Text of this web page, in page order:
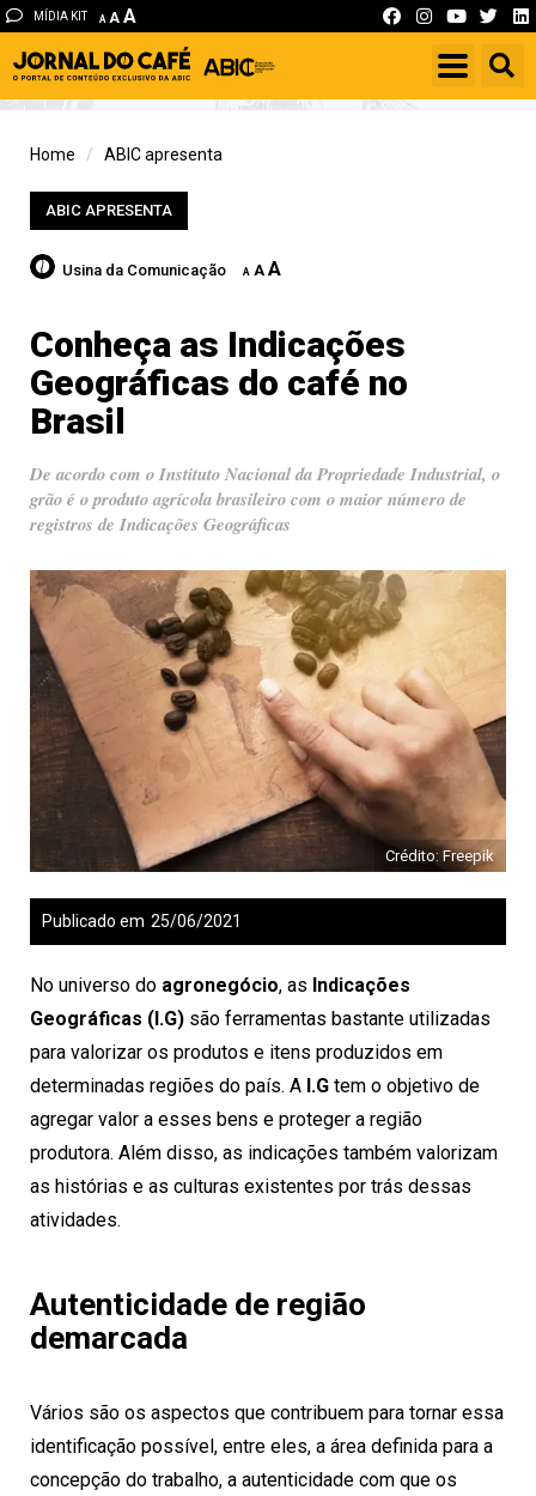
MÍDIA KIT A A A
Home ABIC apresenta
ABIC APRESENTA
Usina da Comunicação A A A
Conheça as Indicações
Geográficas do café no
Brasil
De acordo com o Instituto Nacional da Propriedade Industrial, o
grão é o produto agrícola brasileiro com o maior número de
registros de Indicações Geográficas
Crédito: Freepik
25/06/2021
Publicado em
No universo do agronegócio, as Indicações
Geográficas (I.G) são ferramentas bastante utilizadas
para valorizar os produtos e itens produzidos em
determinadas regiões do país. A I.G tem o objetivo de
agregar valor a esses bens e proteger a região
produtora. Além disso, as indicações também valorizam
as histórias e as culturas existentes por trás dessas
atividades.
Autenticidade de região
demarcada
Vários são os aspectos que contribuem para tornar essa
identificação possível, entre eles, a área definida para a
concepção do trabalho, a autenticidade com que os